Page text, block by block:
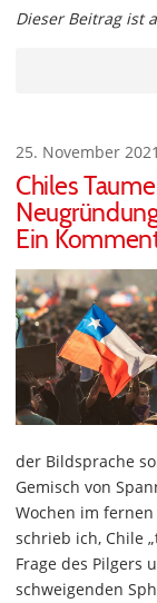
Dieser Beitrag ist
25. November
Chiles
Ein
der Bildsprache
Gemisch von
Wochen im
schrieb ich, Chile
Frage des Pilgers
schweigenden